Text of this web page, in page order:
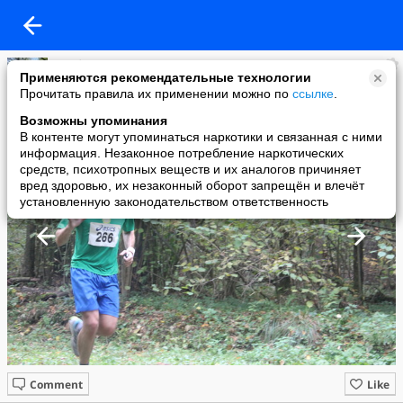
Применяются рекомендательные технологии
Прочитать правила их применении можно по ссылке
Возможны упоминания
В контенте могут упоминаться наркотики и связанная с ними
информация. Незаконное потребление наркотических
средств, психотропных веществ и их аналогов причиняет
вред здоровью, их незаконный оборот запрещён и влечёт
установленную законодательством ответственность
Клуб Сенеж
added a photo
25 Oct в 22:01
Like
Comment